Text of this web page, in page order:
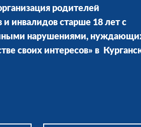
родителей
инвалидов старше 18 лет с
нарушениями,
своих интересов» в